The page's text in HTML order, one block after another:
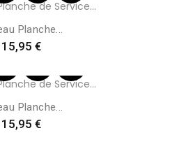
Planche...
Preis
15,95 €
Planche...
Preis
15,95 €